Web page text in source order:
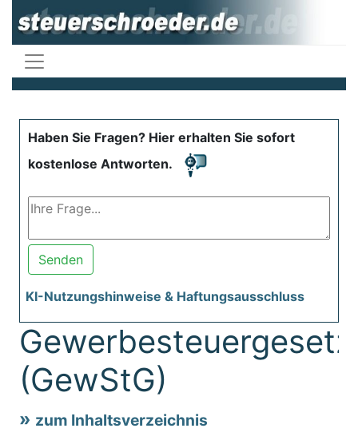
Haben Sie Fragen? Hier erhalten Sie sofort
kostenlose Antworten.
Senden
KI-Nutzungshinweise & Haftungsausschluss
Gewerbesteuergesetz
(GewStG)
zum Inhaltsverzeichnis